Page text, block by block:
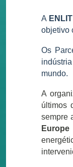
A ENLIT
objetivo
Os
mundo.
A
últimos
sempre
Europe